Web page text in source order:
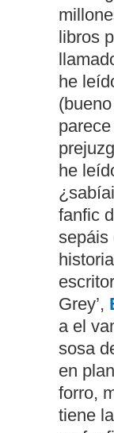
libros
he
he
fanfic
sepáis
Grey’,
a el
sosa
en
forro,
tiene